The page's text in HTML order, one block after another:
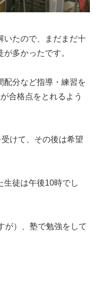
いたので、まだまだ十
多かったです。
配分など指導・練習を
合格点をとれるよう
けて、その後は希望
生徒は午後10時でし
が）、塾で勉強をして